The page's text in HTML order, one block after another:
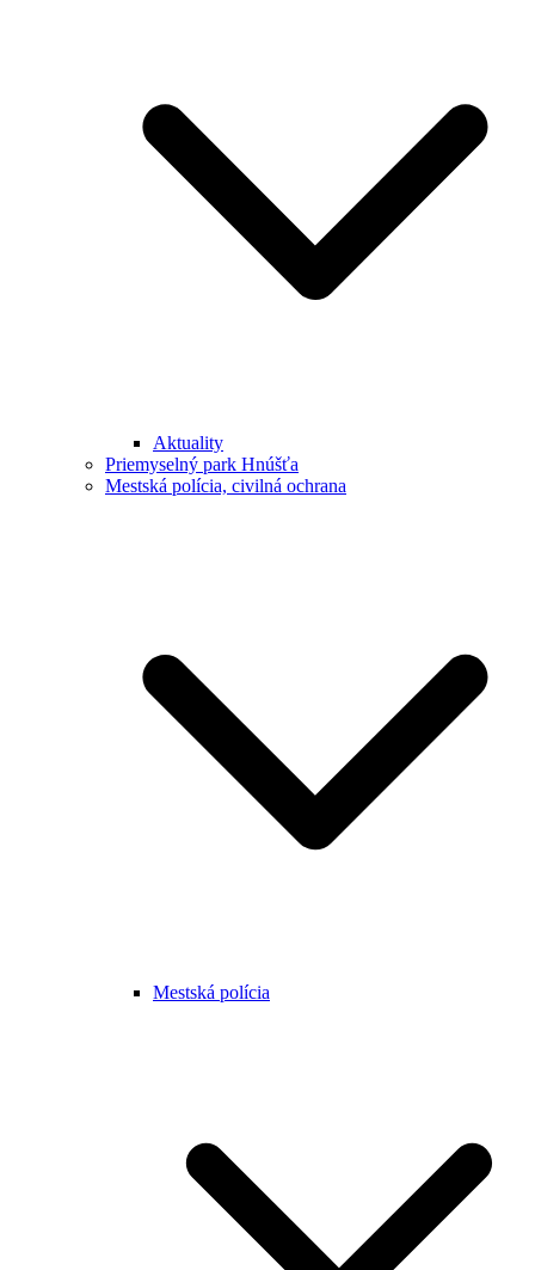
Aktuality
Priemyselný park Hnúšťa
Mestská polícia, civilná ochrana
Mestská polícia